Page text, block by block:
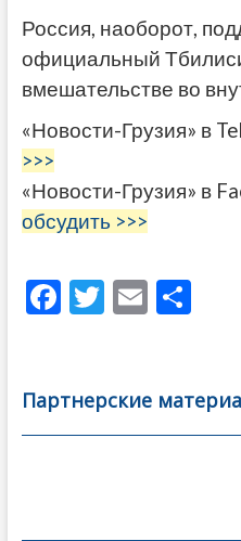
Россия, наоборот,
официальный
вмешательстве во
«Новости-Грузия» в
>>>
«Новости-Грузия» в
обсудить >>>
F
b
o
T
er
E
l
О
а
в
Партнерские